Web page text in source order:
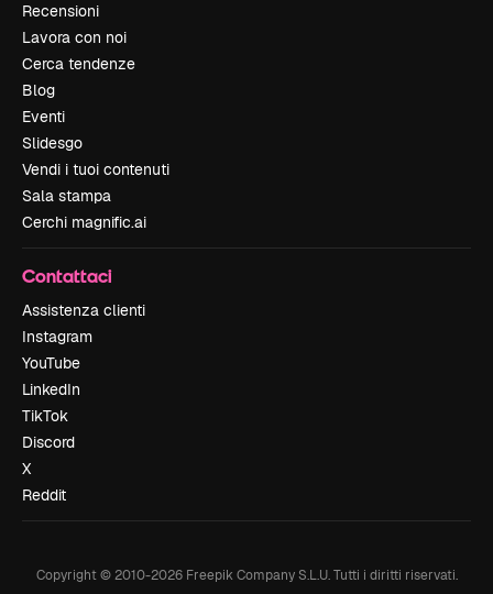
Recensioni
Lavora con noi
Cerca tendenze
Blog
Eventi
Slidesgo
Vendi i tuoi contenuti
Sala stampa
Cerchi magnific.ai
Contattaci
Assistenza clienti
Instagram
YouTube
LinkedIn
TikTok
Discord
X
Reddit
Copyright © 2010-2026Freepik Company S.L.U. Tutti i diritti riservati.